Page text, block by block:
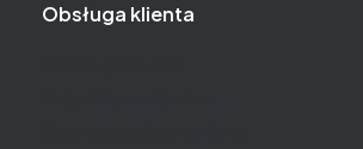
Obsługa klienta